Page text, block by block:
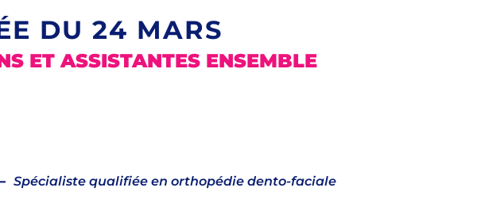
DU 24 MARS
ET ASSISTANTES ENSEMBLE
Spécialiste qualifiée en orthopédie dento-faciale